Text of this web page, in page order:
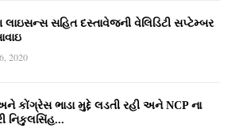
લાઇસન્સ સહિત દસ્તાવેજની વેલિડિટી સપ્ટેમ્બર
2020
કોંગ્રેસ ભાડા મુદ્દે લડતી રહી અને NCP ના
નિકુલસિંહ...